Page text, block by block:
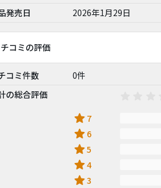
発売日
2026年1月29日
コミの評価
コミ件数
0件
の総合評価
star 7
star 6
star5
star4
star3